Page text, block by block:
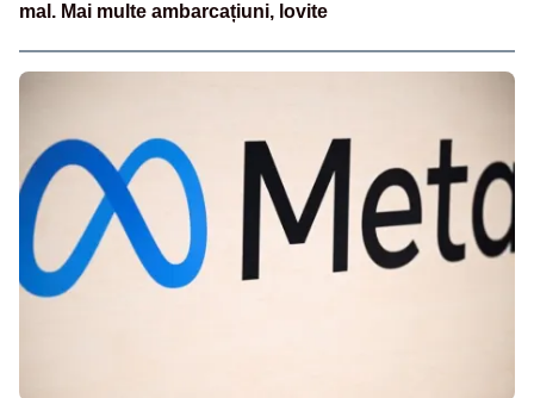
mal. Mai multe ambarcațiuni, lovite